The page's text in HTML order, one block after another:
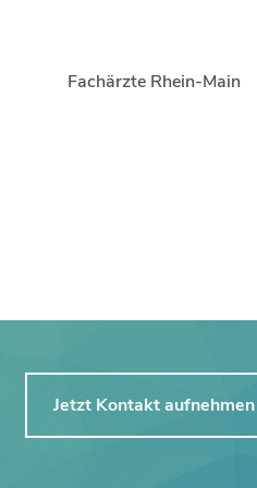
Fachärzte Rhein-Main
Jetzt Kontakt aufnehmen